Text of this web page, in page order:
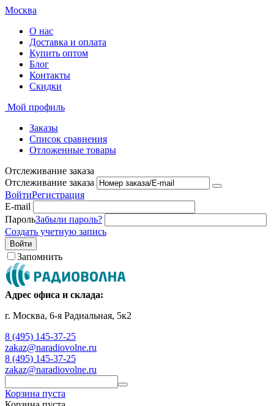
Москва
О нас
Доставка и оплата
Купить оптом
Блог
Контакты
Скидки
Мой профиль
Заказы
Список сравнения
Отложенные товары
Отслеживание заказа
Отслеживание заказа
ВойтиРегистрация
E-mail
ПарольЗабыли пароль?
Создать учетную запись
Войти
Запомнить
Адрес офиса и склада:
г. Москва, 6-я Радиальная, 5к2
8 (495) 145-37-25
zakaz@naradiovolne.ru
8 (495) 145-37-25
zakaz@naradiovolne.ru
Корзина пуста